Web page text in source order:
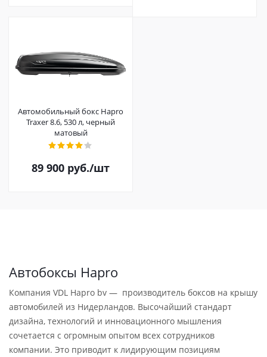
Автомобильный бокс Hapro
Traxer 8.6, 530 л, черный
матовый
89 900 руб./шт
Автобоксы Hapro
Компания VDL Hapro bv — производитель боксов на крышу
автомобилей из Нидерландов. Высочайший стандарт
дизайна, технологий и инновационного мышления
сочетается с огромным опытом всех сотрудников
компании. Это приводит к лидирующим позициям